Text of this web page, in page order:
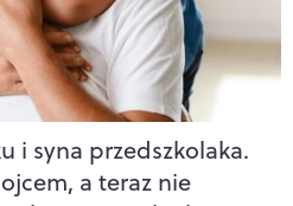
i syna przedszkolaka.
a teraz nie